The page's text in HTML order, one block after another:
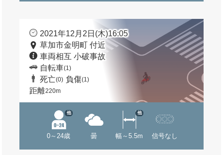
2021年12月2日(木)16:05
草加市金明町 付近
車両相互 小破事故
自転車(1)
死亡(0) 負傷(1)
距離220m
0～24歳
他
曇 幅～5.5m
他
信号なし